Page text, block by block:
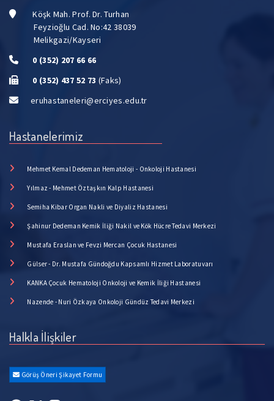
Köşk Mah. Prof. Dr. Turhan
Feyzioğlu Cad. No:42 38039
Melikgazi/Kayseri
0 (352) 207 66 66
0 (352) 437 52 73 (Faks)
eruhastaneleri@erciyes.edu.tr
Hastanelerimiz
Mehmet Kemal Dedeman Hematoloji - Onkoloji Hastanesi
Yılmaz - Mehmet Öztaşkın Kalp Hastanesi
Semiha Kibar Organ Nakli ve Diyaliz Hastanesi
Şahinur Dedeman Kemik İliği Nakil ve Kök Hücre Tedavi Merkezi
Mustafa Eraslan ve Fevzi Mercan Çocuk Hastanesi
Gülser - Dr. Mustafa Gündoğdu Kapsamlı Hizmet Laboratuvarı
KANKA Çocuk Hematoloji Onkoloji ve Kemik İliği Hastanesi
Nazende - Nuri Özkaya Onkoloji Gündüz Tedavi Merkezi
Halkla İlişkiler
Görüş Öneri Şikayet Formu